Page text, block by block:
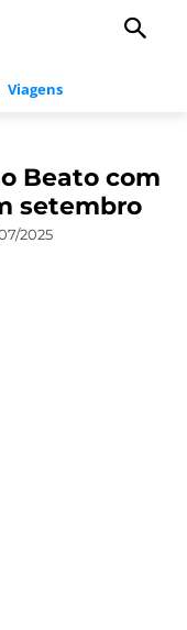
Viagens
Beato com
setembro
2025